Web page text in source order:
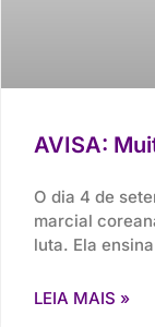
AVISA:
O dia 4 de
marcial
luta. Ela
LEIA MAIS »